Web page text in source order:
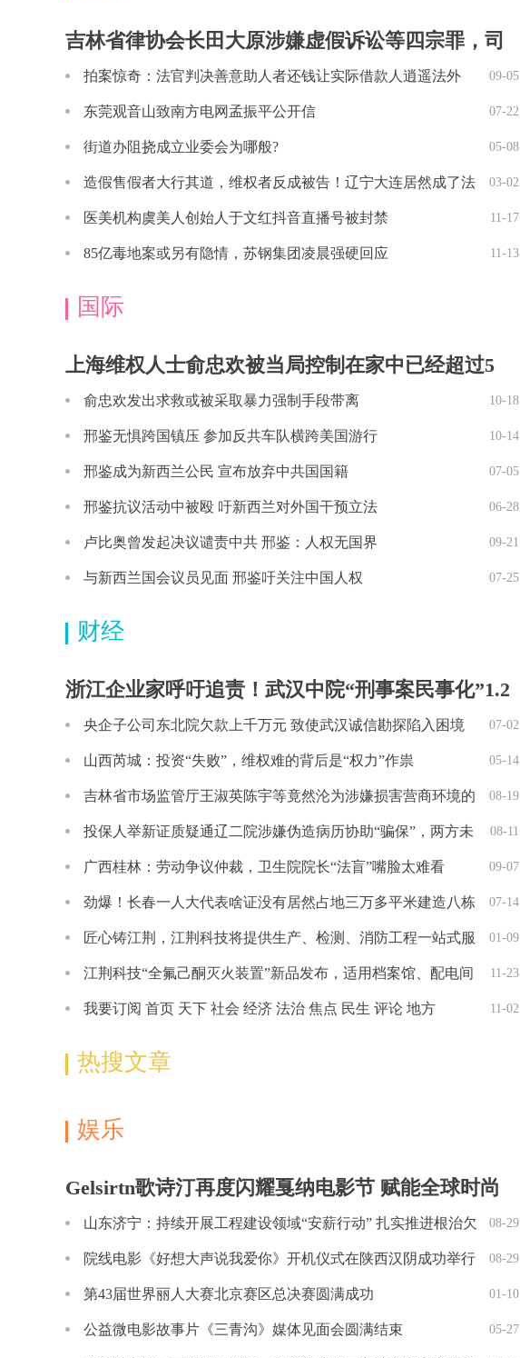
吉林省律协会长田大原涉嫌虚假诉讼等四宗罪，司
法厅副厅长林
09-05
拍案惊奇：法官判决善意助人者还钱让实际借款人逍遥法外
07-22
东莞观音山致南方电网孟振平公开信
05-08
街道办阻挠成立业委会为哪般?
03-02
造假售假者大行其道，维权者反成被告！辽宁大连居然成了法
外 11-17
医美机构虞美人创始人于文红抖音直播号被封禁
11-13
85亿毒地案或另有隐情，苏钢集团凌晨强硬回应
国际
上海维权人士俞忠欢被当局控制在家中已经超过5
天，开始断粮断
10-18
俞忠欢发出求救或被采取暴力强制手段带离
10-14
邢鉴无惧跨国镇压 参加反共车队横跨美国游行
07-05
邢鉴成为新西兰公民 宣布放弃中共国国籍
06-28
邢鉴抗议活动中被殴 吁新西兰对外国干预立法
09-21
卢比奥曾发起决议谴责中共 邢鉴：人权无国界
07-25
与新西兰国会议员见面 邢鉴吁关注中国人权
财经
浙江企业家呼吁追责！武汉中院“刑事案民事化”1.2
亿元资产被
07-02
央企子公司东北院欠款上千万元 致使武汉诚信勘探陷入困境
05-14
山西芮城：投资“失败”，维权难的背后是“权力”作祟
08-19
吉林省市场监管厅王淑英陈宇等竟然沦为涉嫌损害营商环境的
元 08-11
投保人举新证质疑通辽二院涉嫌伪造病历协助“骗保”，两方未
09-07
广西桂林：劳动争议仲裁，卫生院院长“法盲”嘴脸太难看
07-14
劲爆！长春一人大代表啥证没有居然占地三万多平米建造八栋
大 01-09
匠心铸江荆，江荆科技将提供生产、检测、消防工程一站式服
务 11-23
江荆科技“全氟己酮灭火装置”新品发布，适用档案馆、配电间
11-02
我要订阅 首页 天下 社会 经济 法治 焦点 民生 评论 地方
热搜文章
娱乐
Gelsirtn歌诗汀再度闪耀戛纳电影节 赋能全球时尚
舞台
08-29
山东济宁：持续开展工程建设领域“安薪行动” 扎实推进根治欠
08-29
院线电影《好想大声说我爱你》开机仪式在陕西汉阴成功举行
01-10
第43届世界丽人大赛北京赛区总决赛圆满成功
05-27
公益微电影故事片《三青沟》媒体见面会圆满结束